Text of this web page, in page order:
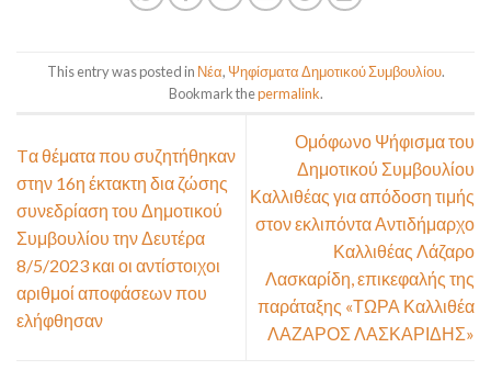
This entry was posted in Νέα, Ψηφίσματα Δημοτικού Συμβουλίου.
Bookmark thepermalink.
Tα θέματα που συζητήθηκαν
στην 16η έκτακτη δια ζώσης
συνεδρίαση του Δημοτικού
Συμβουλίου την Δευτέρα
8/5/2023 και οι αντίστοιχοι
αριθμοί αποφάσεων που
ελήφθησαν
Ομόφωνο Ψήφισμα του
Δημοτικού Συμβουλίου
Καλλιθέας για απόδοση τιμής
στον εκλιπόντα Αντιδήμαρχο
Καλλιθέας Λάζαρο
Λασκαρίδη, επικεφαλής της
παράταξης «ΤΩΡΑ Καλλιθέα
ΛΑΖΑΡΟΣ ΛΑΣΚΑΡΙΔΗΣ»